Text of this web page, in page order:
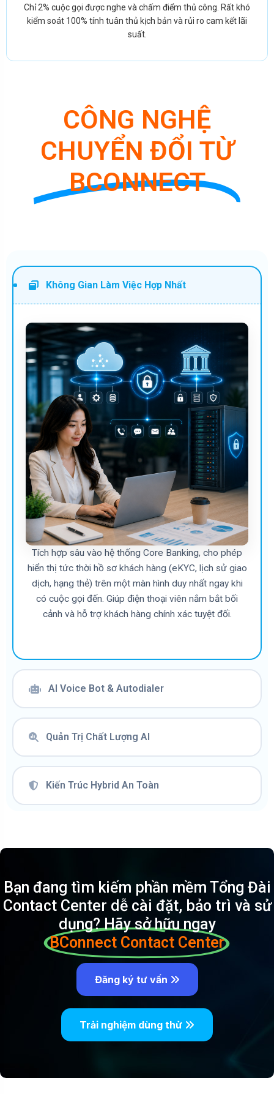
Chỉ 2% cuộc gọi được nghe và chấm điểm thủ công. Rất khó
kiểm soát 100% tính tuân thủ kịch bản và rủi ro cam kết lãi
suất.
CÔNG NGHỆ
CHUYỂN ĐỔI TỪ
BCONNECT
Không Gian Làm Việc Hợp Nhất
Tích hợp sâu vào hệ thống Core Banking, cho phép
hiển thị tức thời hồ sơ khách hàng (eKYC, lịch sử giao
dịch, hạng thẻ) trên một màn hình duy nhất ngay khi
có cuộc gọi đến. Giúp điện thoại viên nắm bắt bối
cảnh và hỗ trợ khách hàng chính xác tuyệt đối.
AI Voice Bot & Autodialer
Quản Trị Chất Lượng AI
Kiến Trúc Hybrid An Toàn
Bạn đang tìm kiếm phần mềm Tổng Đài
Contact Center dễ cài đặt, bảo trì và sử
dụng? Hãy sở hữu ngay
BConnect Contact Center
Đăng ký tư vấn
Trải nghiệm dùng thử